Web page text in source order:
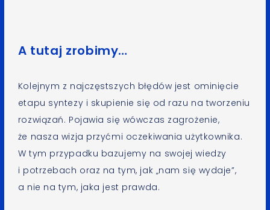
A tutaj zrobimy…
Kolejnym z najczęstszych błędów jest ominięcie
etapu syntezy i skupienie się od razu na tworzeniu
rozwiązań. Pojawia się wówczas zagrożenie,
że nasza wizja przyćmi oczekiwania użytkownika.
W tym przypadku bazujemy na swojej wiedzy
i potrzebach oraz na tym, jak „nam się wydaje”,
a nie na tym, jaka jest prawda.